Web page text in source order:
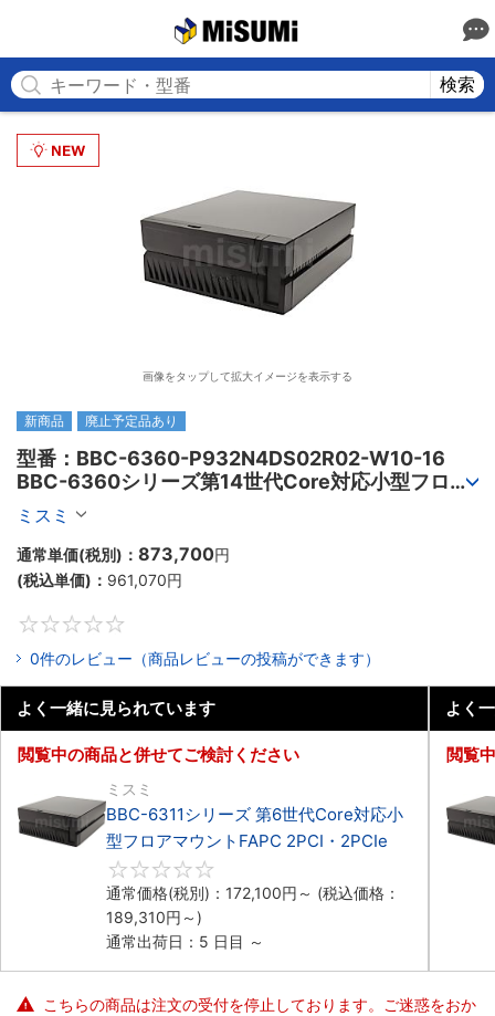
検索
画像をタップして拡大イメージを表示する
新商品 廃止予定品あり
型番：BBC-6360-P932N4DS02R02-W10-16
BBC-6360シリーズ第14世代Core対応小型フロア
マウント2PCIe
ミスミ
通常単価(税別)： 873,700円
(税込単価)： 961,070円
0件のレビュー（商品レビューの投稿ができます）
よく一緒に見られています
閲覧中の商品と併せてご検討ください
ミスミ
BBC-6311シリーズ 第6世代Core対応小
型フロアマウントFAPC 2PCI・2PCIe
通常価格(税別)： 172,100円 ～ (税込価格：
189,310円 ～)
通常出荷日：5 日目 ～
よく
閲覧
こちらの商品は注文の受付を停止しております。ご迷惑をおか